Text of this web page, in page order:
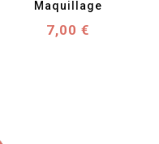
Maquillage
Prix
7,00 €